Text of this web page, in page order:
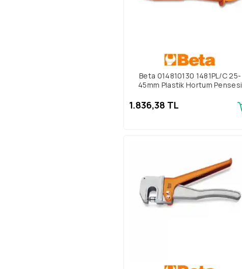
Beta 014810130 1481PL/C 25-
45mm Plastik Hortum Pensesi
1.836,38 TL